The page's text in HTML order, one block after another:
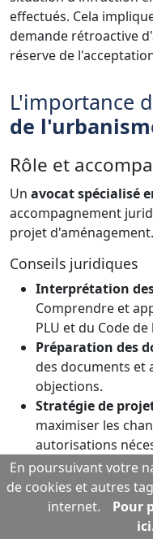
effectués. Cela
demande rétroactive
réserve de
L'importance
de
Rôle et
Un avocat spécialisé
accompagnement
projet d'aménagement.
Conseils juridiques
Interprétation
Comprendre et
PLU et du Code
Préparation des
des documents et
objections.
Stratégie de
maximiser les
autorisations
Représentation en
En cas de litige,
les juridictions
En poursuivant votre
de cookies et autres
internet.
Pour